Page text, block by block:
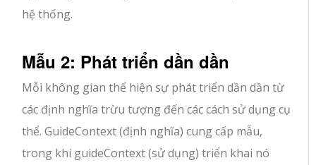
hệ thống.
Mẫu 2: Phát triển dần dần
Mỗi không gian thể hiện sự phát triển dần dần từ
các định nghĩa trừu tượng đến các cách sử dụng cụ
thể. GuideContext (định nghĩa) cung cấp mẫu,
trong khi guideContext (sử dụng) triển khai nó